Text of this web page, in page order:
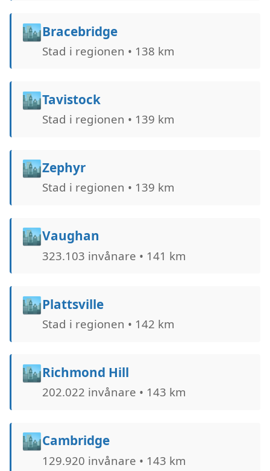
🏙️Bracebridge
Stad i regionen • 138 km
🏙️Tavistock
Stad i regionen • 139 km
🏙️Zephyr
Stad i regionen • 139 km
🏙️Vaughan
323.103 invånare • 141 km
🏙️Plattsville
Stad i regionen • 142 km
🏙️Richmond Hill
202.022 invånare • 143 km
🏙️Cambridge
129.920 invånare • 143 km